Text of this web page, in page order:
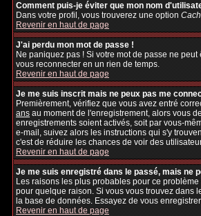
Comment puis-je éviter que mon nom
Dans votre profil, vous trouverez une option
Revenir en haut de page
J'ai perdu mon mot de passe !
Ne paniquez pas ! Si votre mot de passe ne
vous reconnecter en un rien de temps.
Revenir en haut de page
Je me suis inscrit mais ne peux pas me
Premièrement, vérifiez que vous avez entré
ansau moment de l'enregistrement, alors vous
enregistrements soient activés, soit par vous-
e-mail, suivez alors les instructions qui s'y
c'est de réduire les chances de voir des
Revenir en haut de page
Je me suis enregistré dans le passé, mais ne
Les raisons les plus probables pour ce
pour quelque raison. Si vous vous trouvez dans
la base de données. Essayez de vous
Revenir en haut de page